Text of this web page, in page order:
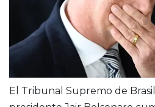
El Tribunal Supremo de